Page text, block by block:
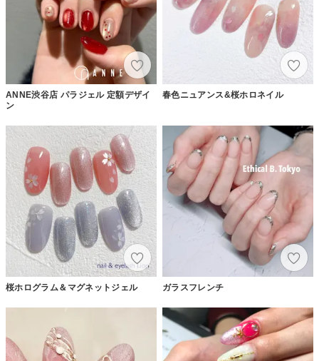
ANNE渋谷店 パラジェル 定額デザイ
ン
春色ニュアンス&桜ホロネイル
桜ホログラム＆マグネットジェル ガラスフレンチ